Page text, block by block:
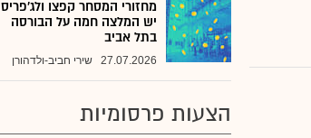
מחזורי המסחר קפצו ולג'פריס
יש המלצה חמה על הבורסה
בתל אביב
27.07.2026 שירי חביב-ולדהורן
הצעות פרסומיות